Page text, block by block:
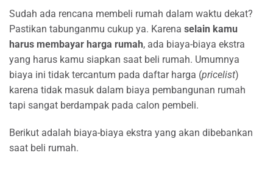
Sudah ada rencana membeli rumah dalam waktu dekat?
Pastikan tabunganmu cukup ya. Karena selain kamu
harus membayar harga rumah, ada biaya-biaya ekstra
yang harus kamu siapkan saat beli rumah. Umumnya
biaya ini tidak tercantum pada daftar harga (pricelist)
karena tidak masuk dalam biaya pembangunan rumah
tapi sangat berdampak pada calon pembeli.
Berikut adalah biaya-biaya ekstra yang akan dibebankan
saat beli rumah.